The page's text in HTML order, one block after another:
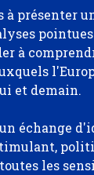
à présenter
à
et demain.
échange
les